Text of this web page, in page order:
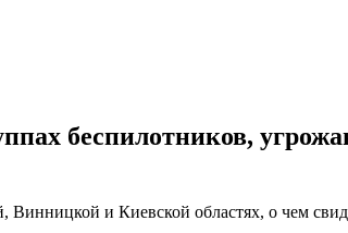
беспилотников,
и Киевской областях, о чем